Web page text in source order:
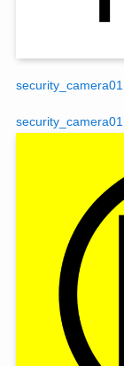
security_camera01
security_camera01